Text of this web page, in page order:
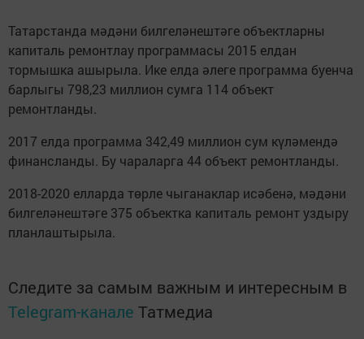
Татарстанда мәдәни билгеләнештәге объектларны
капиталь ремонтлау программасы 2015 елдан
тормышка ашырыла. Ике елда әлеге программа буенча
барлыгы 798,23 миллион сумга 114 объект
ремонтланды.
2017 елда программа 342,49 миллион сум күләмендә
финансланды. Бу чараларга 44 объект ремонтланды.
2018-2020 елларда төрле чыганаклар исәбенә, мәдәни
билгеләнештәге 375 объектка капиталь ремонт уздыру
планлаштырыла.
Следите за самым важным и интересным в
Telegram-канале Татмедиа